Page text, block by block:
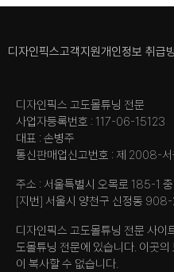
디자인픽스고객지원개인정보 취급
디자인픽스 고도몰튜닝 전문
사업자등록번호 : 117-06-15123
대표 : 손병주
통신판매업신고번호 : 제 2008-
주소 : 서울특별시 오목로 185-1
[지번] 서울시 양천구 신정동
디자인픽스 고도몰튜닝 전문 사이
도몰튜닝 전문에 있습니다. 이곳
이 복사할 수 없습니다.